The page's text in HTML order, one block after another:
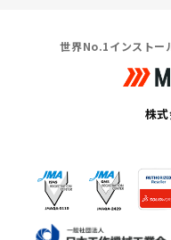
世界No.1インストー
株